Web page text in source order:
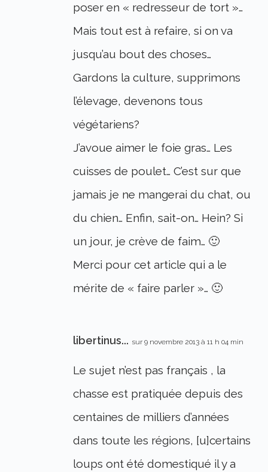
poser en « redresseur de tort »…
Mais tout est à refaire, si on va
jusqu’au bout des choses…
Gardons la culture, supprimons
l’élevage, devenons tous
végétariens?
J’avoue aimer le foie gras… Les
cuisses de poulet… C’est sur que
jamais je ne mangerai du chat, ou
du chien… Enfin, sait-on… Hein? Si
un jour, je crève de faim… 🙂
Merci pour cet article qui a le
mérite de « faire parler »… 🙂
libertinus... sur 9 novembre 2013 à 11 h 04 min
Le sujet n’est pas français , la
chasse est pratiquée depuis des
centaines de milliers d’années
dans toute les régions, [u]certains
loups ont été domestiqué il y a